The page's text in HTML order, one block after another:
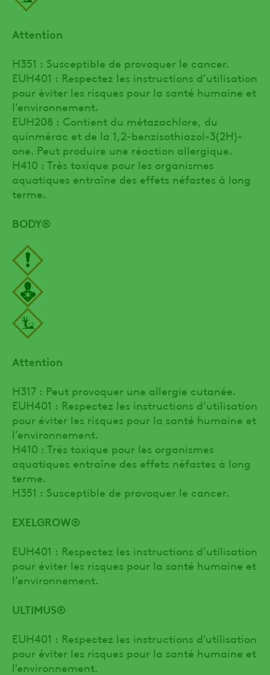
Attention
H351 : Susceptible de provoquer le cancer.
EUH401 : Respectez les instructions d’utilisation
pour éviter les risques pour la santé humaine et
l’environnement.
EUH208 : Contient du métazachlore, du
quinmérac et de la 1,2-benzisothiazol-3(2H)-
one. Peut produire une réaction allergique.
H410 : Très toxique pour les organismes
aquatiques entraîne des effets néfastes à long
terme.
BODY®
Attention
H317 : Peut provoquer une allergie cutanée.
EUH401 : Respectez les instructions d’utilisation
pour éviter les risques pour la santé humaine et
l’environnement.
H410 : Très toxique pour les organismes
aquatiques entraîne des effets néfastes à long
terme.
H351 : Susceptible de provoquer le cancer.
EXELGROW®
EUH401 : Respectez les instructions d’utilisation
pour éviter les risques pour la santé humaine et
l’environnement.
ULTIMUS®
EUH401 : Respectez les instructions d'utilisation
pour éviter les risques pour la santé humaine et
l'environnement.